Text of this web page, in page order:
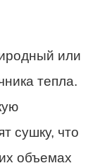
или
тепла.
сушку, что
объемах